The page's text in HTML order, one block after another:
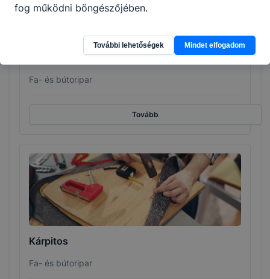
Fa- és bútoripar
Tovább
Kárpitos
Fa- és bútoripar
fog működni böngészőjében.
További lehetőségek Mindet elfogadom